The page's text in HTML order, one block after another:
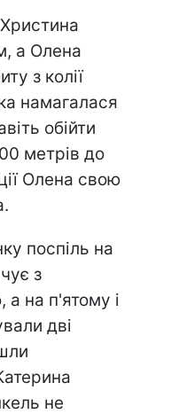
а Олена
з колії
намагалася
обійти
метрів до
Олена свою
поспіль на
з
на п'ятому і
дві
не